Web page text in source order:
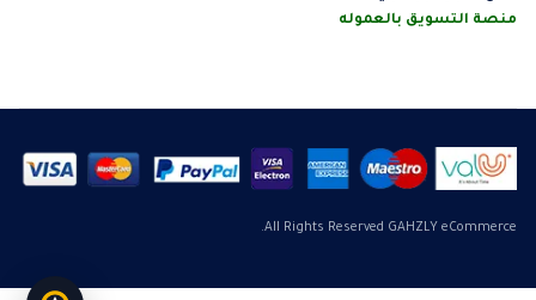
منصة التسويق بالعموله
All Rights Reserved GAHZLY eCommerce.